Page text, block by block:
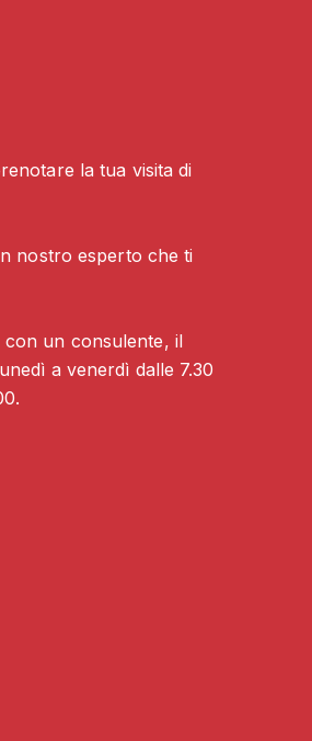
la tua visita di
nostro esperto che ti
con un consulente, il
a venerdì dalle 7.30